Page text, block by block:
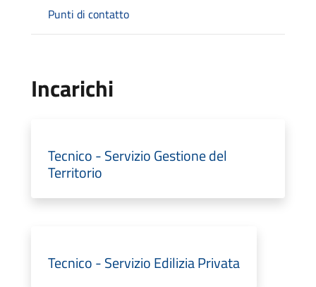
Punti di contatto
Incarichi
Tecnico - Servizio Gestione del
Territorio
Tecnico - Servizio Edilizia Privata